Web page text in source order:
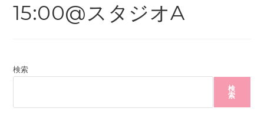
15:00@スタジオA
検索
検
索